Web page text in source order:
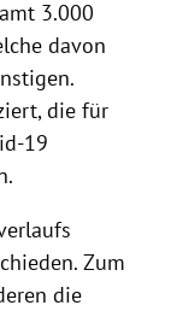
3.000
davon
die für
19
Zum
die